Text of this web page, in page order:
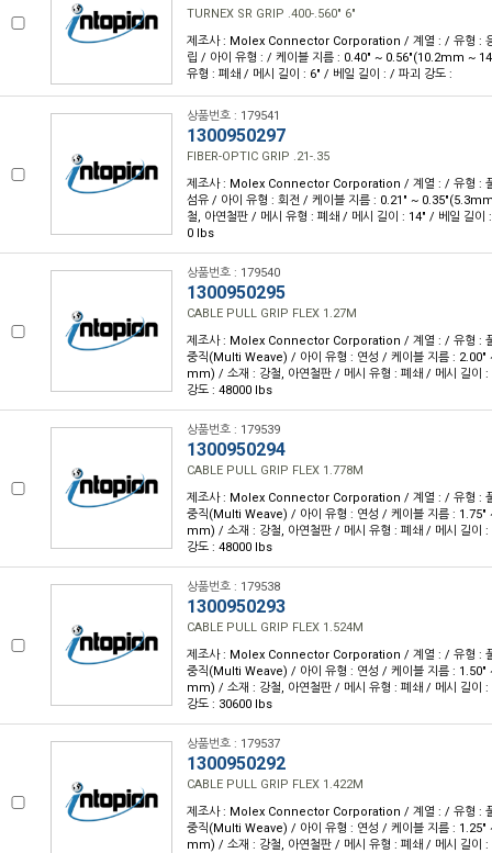
TURNEX SR GRIP .400-.560" 6"
제조사 : Molex Connector Corporation / 계열 : / 유형 :
립 / 아이 유형 : / 케이블 지름 : 0.40" ~ 0.56"(10.2mm ~
유형 : 폐쇄 / 메시 길이 : 6" / 베일 길이 : / 파괴 강도 :
상품번호 : 179541
1300950297
FIBER-OPTIC GRIP .21-.35
제조사 : Molex Connector Corporation / 계열 : / 유형 :
섬유 / 아이 유형 : 회전 / 케이블 지름 : 0.21" ~
철, 아연철판 / 메시 유형 : 폐쇄 / 메시 길이 : 14" / 베일 길
0 lbs
상품번호 : 179540
1300950295
CABLE PULL GRIP FLEX 1.27M
제조사 : Molex Connector Corporation / 계열 : / 유형 :
중직(Multi Weave) / 아이 유형 : 연성 / 케이블 지름 :
mm) / 소재 : 강철, 아연철판 / 메시 유형 : 폐쇄 / 메시 길이
강도 : 48000 lbs
상품번호 : 179539
1300950294
CABLE PULL GRIP FLEX 1.778M
제조사 : Molex Connector Corporation / 계열 : / 유형 :
중직(Multi Weave) / 아이 유형 : 연성 / 케이블 지름 :
mm) / 소재 : 강철, 아연철판 / 메시 유형 : 폐쇄 / 메시 길이
강도 : 48000 lbs
상품번호 : 179538
1300950293
CABLE PULL GRIP FLEX 1.524M
제조사 : Molex Connector Corporation / 계열 : / 유형 :
중직(Multi Weave) / 아이 유형 : 연성 / 케이블 지름 :
mm) / 소재 : 강철, 아연철판 / 메시 유형 : 폐쇄 / 메시 길이
강도 : 30600 lbs
상품번호 : 179537
1300950292
CABLE PULL GRIP FLEX 1.422M
제조사 : Molex Connector Corporation / 계열 : / 유형 :
중직(Multi Weave) / 아이 유형 : 연성 / 케이블 지름 :
mm) / 소재 : 강철, 아연철판 / 메시 유형 : 폐쇄 / 메시 길이